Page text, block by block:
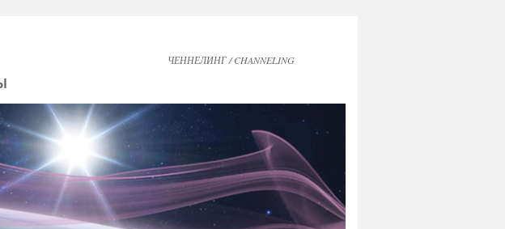
ЧЕННЕЛИНГ / CHANNELING